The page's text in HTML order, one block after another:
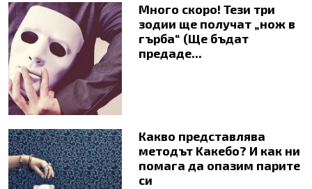
Много скоро! Тези три
зодии ще получат „нож в
гърба“ (Ще бъдат
предаде...
Какво представлява
методът Kaкебо? И как ни
помага да опазим парите
си